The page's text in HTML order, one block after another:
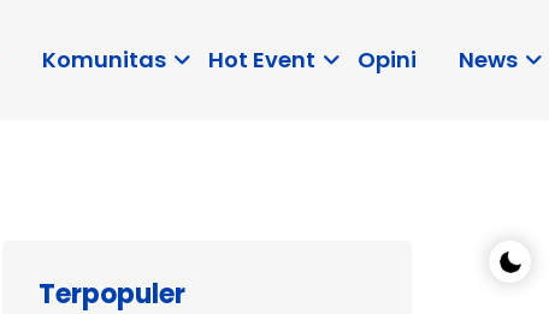
Komunitas Hot Event Opini News
Terpopuler